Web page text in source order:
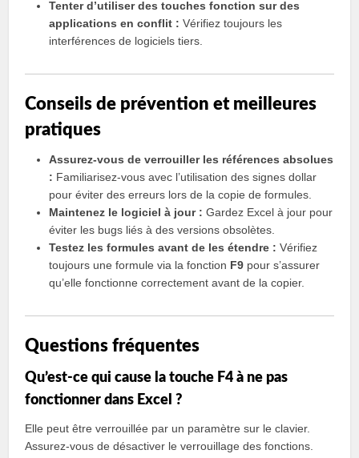
Tenter d’utiliser des touches fonction sur des
applications en conflit : Vérifiez toujours les
interférences de logiciels tiers.
Conseils de prévention et meilleures
pratiques
Assurez-vous de verrouiller les références absolues
: Familiarisez-vous avec l’utilisation des signes dollar
pour éviter des erreurs lors de la copie de formules.
Maintenez le logiciel à jour : Gardez Excel à jour pour
éviter les bugs liés à des versions obsolètes.
Testez les formules avant de les étendre : Vérifiez
toujours une formule via la fonction F9 pour s’assurer
qu’elle fonctionne correctement avant de la copier.
Questions fréquentes
Qu’est-ce qui cause la touche F4 à ne pas
fonctionner dans Excel ?
Elle peut être verrouillée par un paramètre sur le clavier.
Assurez-vous de désactiver le verrouillage des fonctions.